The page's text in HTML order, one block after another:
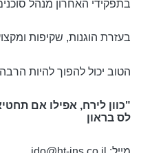
בתפקידי האחרון מנהל
בעזרת הוגנות, שקיפות
הטוב יכול להפוך להיות
"כוון לירח, אפילו אם
לס בראון